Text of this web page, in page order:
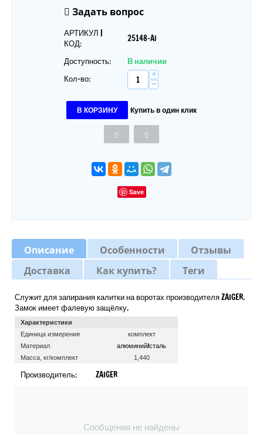
Задать вопрос
АРТИКУЛ |
КОД:
25148-Al
Доступность:
В наличии
Кол-во:
+
−
В КОРЗИНУ Купить в один клик
Save
Описание Особенности
Отзывы
Доставка
Как купить? Теги
Служит для запирания калитки на воротах производителя ZAIGER.
Замок имеет фалевую защёлку.
Характеристики
Единица измерения
комплект
Материал
алюминий/сталь
Масса, кг/комплект 1,440
Производитель: ZAIGER
Сообщения не найдены